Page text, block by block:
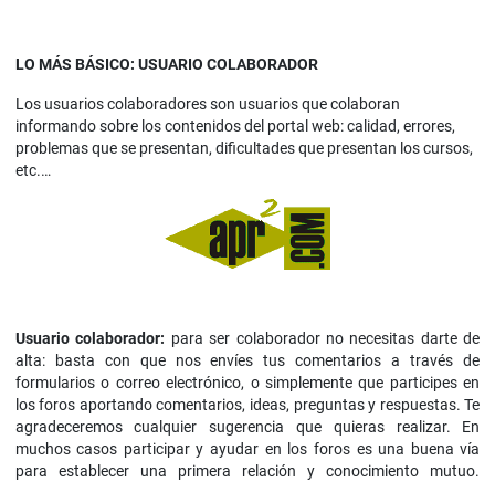
LO MÁS BÁSICO: USUARIO COLABORADOR
Los usuarios colaboradores son usuarios que colaboran
informando sobre los contenidos del portal web: calidad, errores,
problemas que se presentan, dificultades que presentan los cursos,
etc.…
Usuario colaborador: para ser colaborador no necesitas darte de
alta: basta con que nos envíes tus comentarios a través de
formularios o correo electrónico, o simplemente que participes en
los foros aportando comentarios, ideas, preguntas y respuestas. Te
agradeceremos cualquier sugerencia que quieras realizar. En
muchos casos participar y ayudar en los foros es una buena vía
para establecer una primera relación y conocimiento mutuo.